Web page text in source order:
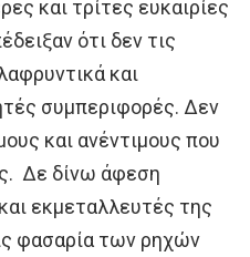
και τρίτες ευκαιρίες
ότι δεν τις
και
συμπεριφορές. Δεν
και ανέντιμους που
Δε δίνω άφεση
εκμεταλλευτές της
φασαρία των ρηχών